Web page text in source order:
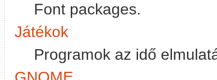
Font packages.
Játékok
Programok az idő